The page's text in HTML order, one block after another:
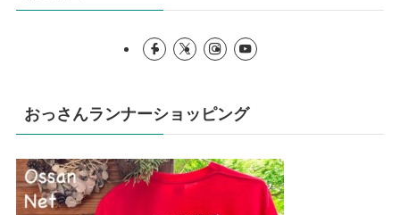
おっさんランナーショッピング